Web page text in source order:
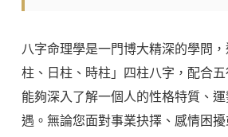
八字命理學是一門博大精深的學問
柱、日柱、時柱」四柱八字，配合五
能夠深入了解一個人的性格特質、
遇。無論您面對事業抉擇、感情困